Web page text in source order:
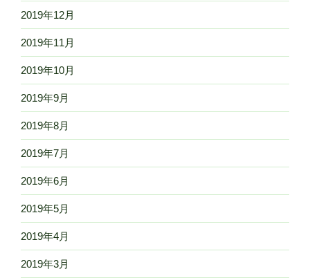
2019年12月
2019年11月
2019年10月
2019年9月
2019年8月
2019年7月
2019年6月
2019年5月
2019年4月
2019年3月